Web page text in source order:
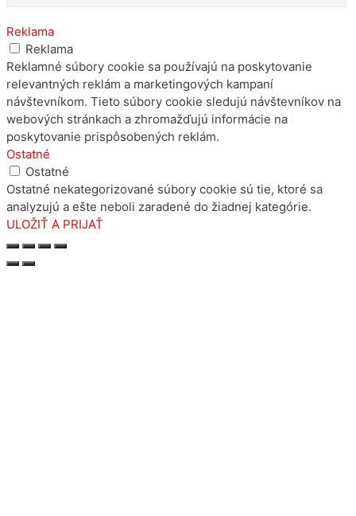
Reklama
Reklama
Reklamné súbory cookie sa používajú na poskytovanie
relevantných reklám a marketingových kampaní
návštevníkom. Tieto súbory cookie sledujú návštevníkov na
webových stránkach a zhromažďujú informácie na
poskytovanie prispôsobených reklám.
Ostatné
Ostatné
Ostatné nekategorizované súbory cookie sú tie, ktoré sa
analyzujú a ešte neboli zaradené do žiadnej kategórie.
ULOŽIŤ A PRIJAŤ